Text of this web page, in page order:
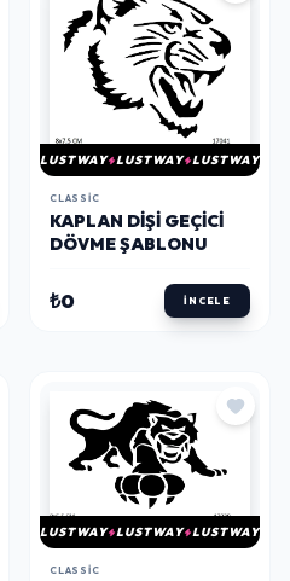
LUSTWAY LUSTWAY LUSTWAY
CLASSIC
KAPLAN DIŞI GEÇICI
DÖVME ŞABLONU
₺0 İNCELE
LUSTWAY LUSTWAY LUSTWAY
CLASSIC